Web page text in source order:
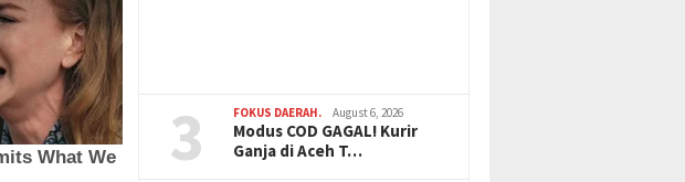
3 FOKUS DAERAH. August 6, 2026
Modus COD GAGAL! Kurir
Ganja di Aceh T…